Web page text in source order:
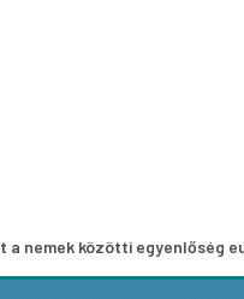
közötti egyenlőség európai